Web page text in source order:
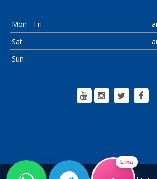
Mon - Fri:
Sat:
Sun:
Lina